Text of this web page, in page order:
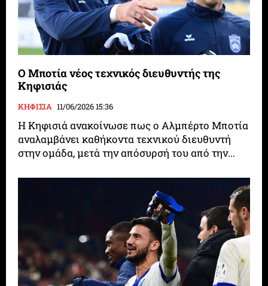
Ο Μποτία νέος τεχνικός διευθυντής της
Κηφισιάς
ΚΗΦΙΣΙΑ 11/06/2026 15:36
Η Κηφισιά ανακοίνωσε πως ο Αλμπέρτο Μποτία
αναλαμβάνει καθήκοντα τεχνικού διευθυντή
στην ομάδα, μετά την απόσυρσή του από την...